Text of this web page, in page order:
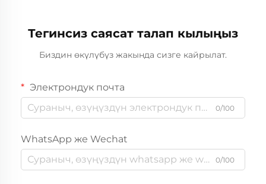
Тегинсиз саясат талап кылыңыз
Биздин өкүлүбүз жакында сизге кайрылат.
Электрондук почта
0/100
WhatsApp же Wechat
0/100